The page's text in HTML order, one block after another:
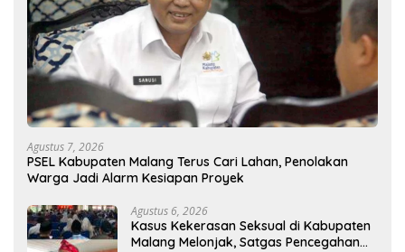
Agustus 7, 2026
PSEL Kabupaten Malang Terus Cari Lahan, Penolakan
Warga Jadi Alarm Kesiapan Proyek
Agustus 6, 2026
Kasus Kekerasan Seksual di Kabupaten
Malang Melonjak, Satgas Pencegahan